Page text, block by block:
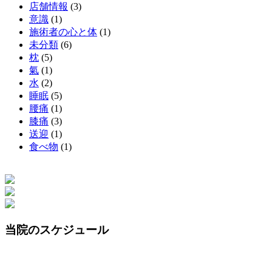
店舗情報 (3)
意識 (1)
施術者の心と体 (1)
未分類 (6)
枕 (5)
氣 (1)
水 (2)
睡眠 (5)
腰痛 (1)
膝痛 (3)
送迎 (1)
食べ物 (1)
当院のスケジュール